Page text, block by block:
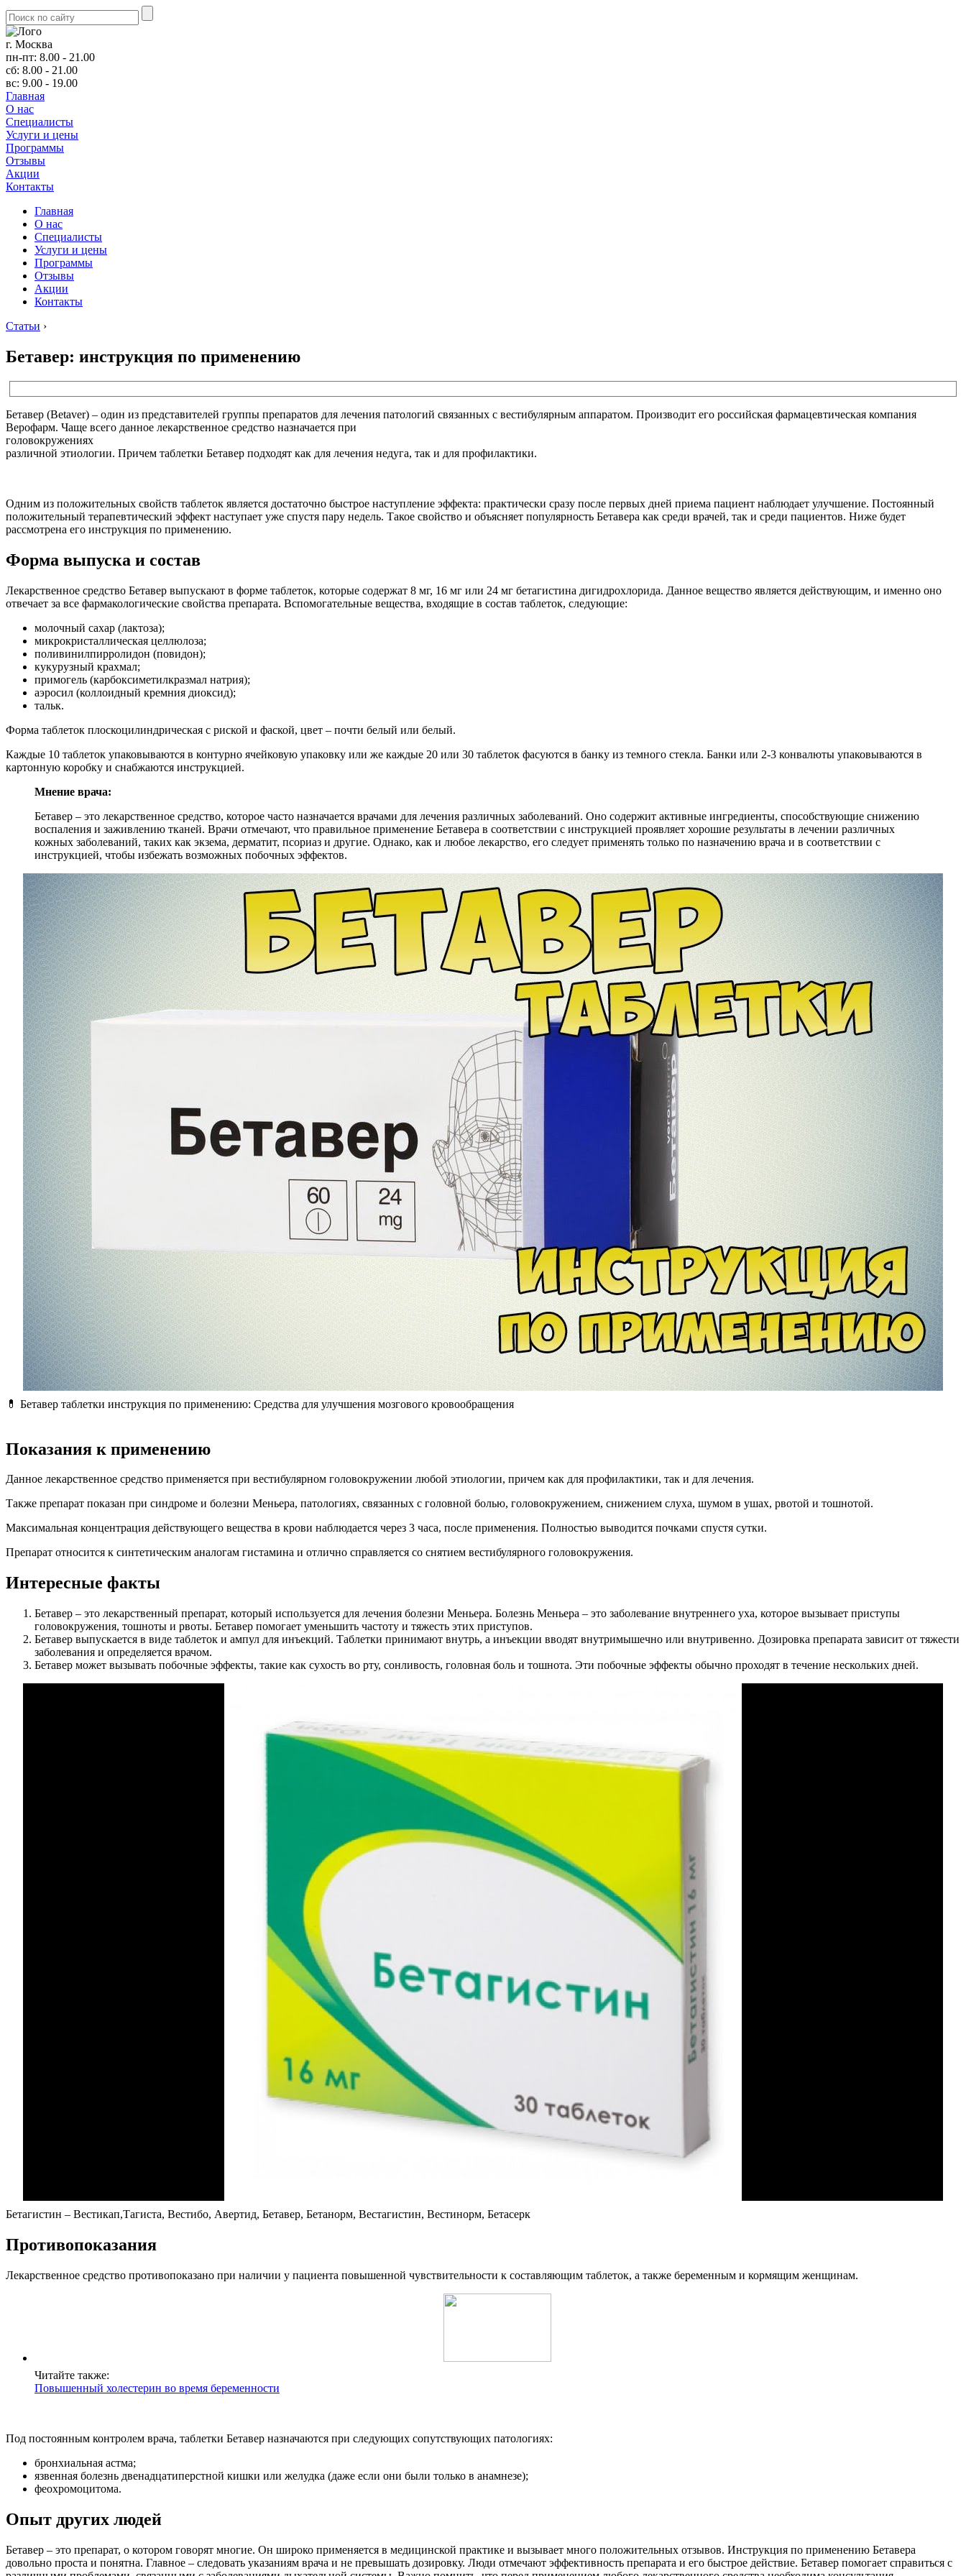
г. Москва
пн-пт: 8.00 - 21.00
сб: 8.00 - 21.00
вс: 9.00 - 19.00
Главная
О нас
Cпециалисты
Услуги и цены
Программы
Отзывы
Акции
Контакты
Главная
О нас
Cпециалисты
Услуги и цены
Программы
Отзывы
Акции
Контакты
Статьи ›
Бетавер: инструкция по применению
Бетавер (Betaver) – один из представителей группы препаратов для лечения патологий связанных с вестибулярным аппаратом. Производит его российская фармацевтическая компания
Верофарм. Чаще всего данное лекарственное средство назначается при
головокружениях
различной этиологии. Причем таблетки Бетавер подходят как для лечения недуга, так и для профилактики.
Одним из положительных свойств таблеток является достаточно быстрое наступление эффекта: практически сразу после первых дней приема пациент наблюдает улучшение. Постоянный
положительный терапевтический эффект наступает уже спустя пару недель. Такое свойство и объясняет популярность Бетавера как среди врачей, так и среди пациентов. Ниже будет
рассмотрена его инструкция по применению.
Форма выпуска и состав
Лекарственное средство Бетавер выпускают в форме таблеток, которые содержат 8 мг, 16 мг или 24 мг бетагистина дигидрохлорида. Данное вещество является действующим, и именно оно
отвечает за все фармакологические свойства препарата. Вспомогательные вещества, входящие в состав таблеток, следующие:
молочный сахар (лактоза);
микрокристаллическая целлюлоза;
поливинилпирролидон (повидон);
кукурузный крахмал;
примогель (карбоксиметилкразмал натрия);
аэросил (коллоидный кремния диоксид);
тальк.
Форма таблеток плоскоцилиндрическая с риской и фаской, цвет – почти белый или белый.
Каждые 10 таблеток упаковываются в контурно ячейковую упаковку или же каждые 20 или 30 таблеток фасуются в банку из темного стекла. Банки или 2-3 конвалюты упаковываются в
картонную коробку и снабжаются инструкцией.
Мнение врача:
Бетавер – это лекарственное средство, которое часто назначается врачами для лечения различных заболеваний. Оно содержит активные ингредиенты, способствующие снижению
воспаления и заживлению тканей. Врачи отмечают, что правильное применение Бетавера в соответствии с инструкцией проявляет хорошие результаты в лечении различных
кожных заболеваний, таких как экзема, дерматит, псориаз и другие. Однако, как и любое лекарство, его следует применять только по назначению врача и в соответствии с
инструкцией, чтобы избежать возможных побочных эффектов.
💊 Бетавер таблетки инструкция по применению: Средства для улучшения мозгового кровообращения
Показания к применению
Данное лекарственное средство применяется при вестибулярном головокружении любой этиологии, причем как для профилактики, так и для лечения.
Также препарат показан при синдроме и болезни Меньера, патологиях, связанных с головной болью, головокружением, снижением слуха, шумом в ушах, рвотой и тошнотой.
Максимальная концентрация действующего вещества в крови наблюдается через 3 часа, после применения. Полностью выводится почками спустя сутки.
Препарат относится к синтетическим аналогам гистамина и отлично справляется со снятием вестибулярного головокружения.
Интересные факты
Бетавер – это лекарственный препарат, который используется для лечения болезни Меньера. Болезнь Меньера – это заболевание внутреннего уха, которое вызывает приступы
головокружения, тошноты и рвоты. Бетавер помогает уменьшить частоту и тяжесть этих приступов.
Бетавер выпускается в виде таблеток и ампул для инъекций. Таблетки принимают внутрь, а инъекции вводят внутримышечно или внутривенно. Дозировка препарата зависит от тяжести
заболевания и определяется врачом.
Бетавер может вызывать побочные эффекты, такие как сухость во рту, сонливость, головная боль и тошнота. Эти побочные эффекты обычно проходят в течение нескольких дней.
Бетагистин – Вестикап,Тагиста, Вестибо, Авертид, Бетавер, Бетанорм, Вестагистин, Вестинорм, Бетасерк
Противопоказания
Лекарственное средство противопоказано при наличии у пациента повышенной чувствительности к составляющим таблеток, а также беременным и кормящим женщинам.
Читайте также:
Повышенный холестерин во время беременности
Под постоянным контролем врача, таблетки Бетавер назначаются при следующих сопутствующих патологиях:
бронхиальная астма;
язвенная болезнь двенадцатиперстной кишки или желудка (даже если они были только в анамнезе);
феохромоцитома.
Опыт других людей
Бетавер – это препарат, о котором говорят многие. Он широко применяется в медицинской практике и вызывает много положительных отзывов. Инструкция по применению Бетавера
довольно проста и понятна. Главное – следовать указаниям врача и не превышать дозировку. Люди отмечают эффективность препарата и его быстрое действие. Бетавер помогает справиться с